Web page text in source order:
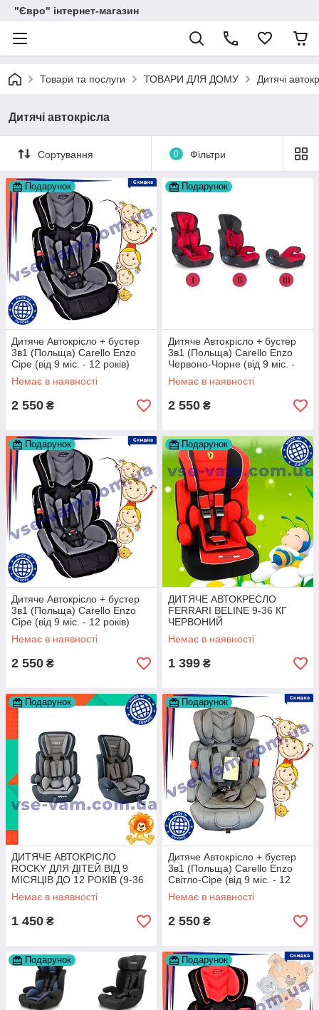
"Євро" інтернет-магазин
Товари та послуги ТОВАРИ ДЛЯ ДОМУ Дитячі
Дитячі автокрісла
Сортування 0 Фільтри
Подарунок
Дитяче Автокрісло + бустер
3в1 (Польща) Carello Enzo
Сіре (від 9 міс. - 12 років)
Немає в наявності
2 550 ₴
Подарунок
Дитяче Автокрісло + бустер
3в1 (Польща) Carello Enzo
Червоно-Чорне (від 9 міс. -
12 років)
Немає в наявності
2 550 ₴
Подарунок
Дитяче Автокрісло + бустер
3в1 (Польща) Carello Enzo
Сіре (від 9 міс. - 12 років)
Немає в наявності
2 550 ₴
Подарунок
ДИТЯЧЕ АВТОКРЕСЛО
FERRARI BELINE 9-36 КГ
ЧЕРВОНИЙ
Немає в наявності
1 399 ₴
Подарунок
ДИТЯЧЕ АВТОКРІСЛО
ROCKY ДЛЯ ДІТЕЙ ВІД 9
МІСЯЦІВ ДО 12 РОКІВ (9-36
КГ)
Немає в наявності
1 450 ₴
Подарунок
Дитяче Автокрісло + бустер
3в1 (Польща) Carello Enzo
Світло-Сіре (від 9 міс. - 12
років)
Немає в наявності
2 550 ₴
Подарунок Подарунок